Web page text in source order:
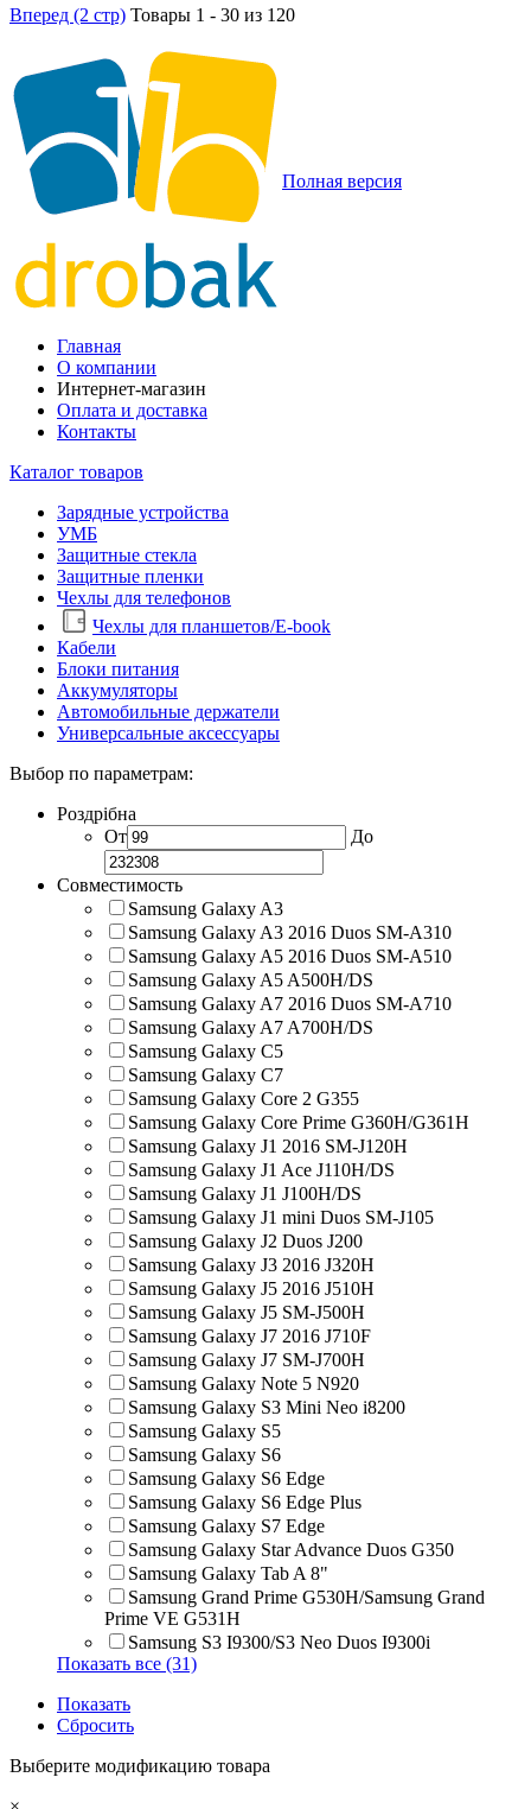
Вперед (2 стр) Товары 1 - 30 из 120
Полная версия
Главная
О компании
Интернет-магазин
Оплата и доставка
Контакты
Каталог товаров
Зарядные устройства
УМБ
Защитные стекла
Защитные пленки
Чехлы для телефонов
Чехлы для планшетов/E-book
Кабели
Блоки питания
Аккумуляторы
Автомобильные держатели
Универсальные аксессуары
Выбор по параметрам:
Роздрібна
От
До
Совместимость
Samsung Galaxy A3
Samsung Galaxy A3 2016 Duos SM-A310
Samsung Galaxy A5 2016 Duos SM-A510
Samsung Galaxy A5 A500H/DS
Samsung Galaxy A7 2016 Duos SM-A710
Samsung Galaxy A7 A700H/DS
Samsung Galaxy C5
Samsung Galaxy C7
Samsung Galaxy Core 2 G355
Samsung Galaxy Core Prime G360H/G361H
Samsung Galaxy J1 2016 SM-J120H
Samsung Galaxy J1 Ace J110H/DS
Samsung Galaxy J1 J100H/DS
Samsung Galaxy J1 mini Duos SM-J105
Samsung Galaxy J2 Duos J200
Samsung Galaxy J3 2016 J320H
Samsung Galaxy J5 2016 J510H
Samsung Galaxy J5 SM-J500H
Samsung Galaxy J7 2016 J710F
Samsung Galaxy J7 SM-J700H
Samsung Galaxy Note 5 N920
Samsung Galaxy S3 Mini Neo i8200
Samsung Galaxy S5
Samsung Galaxy S6
Samsung Galaxy S6 Edge
Samsung Galaxy S6 Edge Plus
Samsung Galaxy S7 Edge
Samsung Galaxy Star Advance Duos G350
Samsung Galaxy Tab A 8"
Samsung Grand Prime G530H/Samsung Grand
Prime VE G531H
Samsung S3 I9300/S3 Neo Duos I9300i
Показать все (31)
Показать
Сбросить
Выберите модификацию товара